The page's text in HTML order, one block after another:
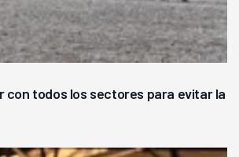
con todos los sectores para evitar la